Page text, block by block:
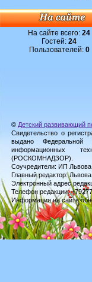
На сайте всего:24
Гостей:24
Пользователей: 0
© Детский развивающий
Свидетельство о
выдано
информационных
(РОСКОМНАДЗОР).
Соучредители: ИП
Главный редактор:
Электронный адрес
Телефон редакции:
Информация на сайте